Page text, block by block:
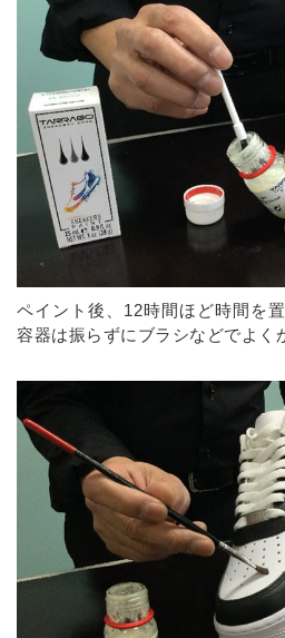
ペイント後、12時間ほど時間を
容器は振らずにブラシなどでよく